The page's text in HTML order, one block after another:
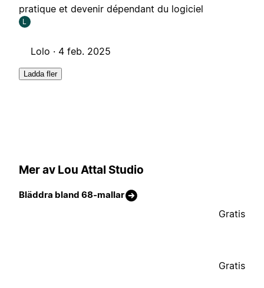
pratique et devenir dépendant du logiciel
L
Lolo · 4 feb. 2025
Ladda fler
Mer av Lou Attal Studio
Bläddra bland 68-mallar
Gratis
Gratis